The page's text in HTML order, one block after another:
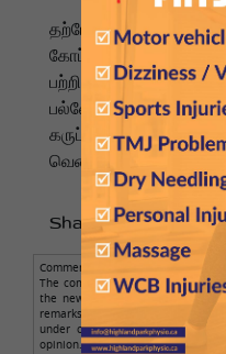
தற்போது
கோப்புகள்,
பற்றியவை.
பல்வேறு பகுதிகளின்
கருப்புப் புள்ளிகளின்
வெண்கல உருவமும்
Share to :
Comments posted here are from
The comment author is solely
the news should avoid making
remarks. Personal abuse is not
under cyber law. Legal action
opinion.